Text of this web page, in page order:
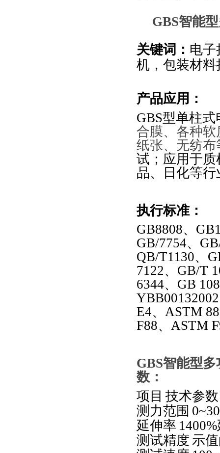
GBS智能
关键词： 电
机，包装材料
产品应用：
GBS型单柱
合膜、各种
纸张、无纺布
试；应用于
品、日化等行
执行标准：
GB8808、
GB/7754、
QB/T1130、
7122、GB/T
6344、GB
E4、ASTM
F88、ASTM
GBS智能型多
数：
项目 技术参数
测力范围
延伸率 1400%
测试精度 示